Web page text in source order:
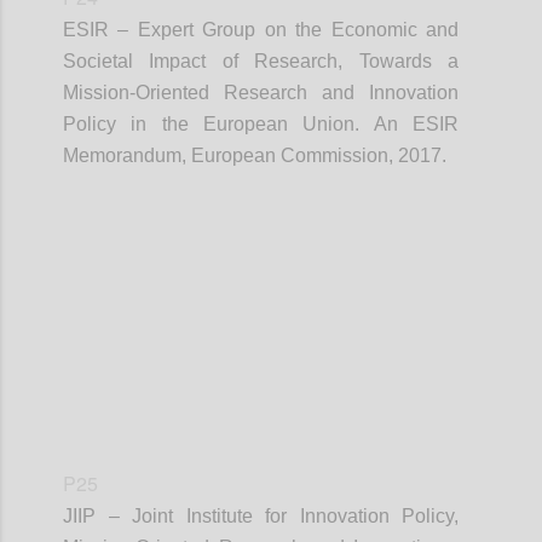
ESIR – Expert Group on the Economic and
Societal Impact of Research, Towards a
Mission-Oriented Research and Innovation
Policy in the European Union. An ESIR
Memorandum, European Commission, 2017.
JIIP – Joint Institute for Innovation Policy,